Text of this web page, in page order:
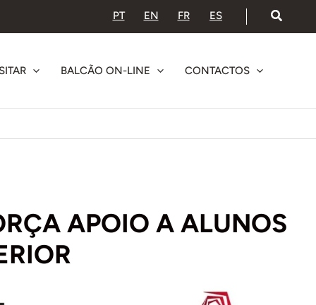
PT EN FR ES
BALCÃO ON-LINE CONTACTOS
APOIO A ALUNOS